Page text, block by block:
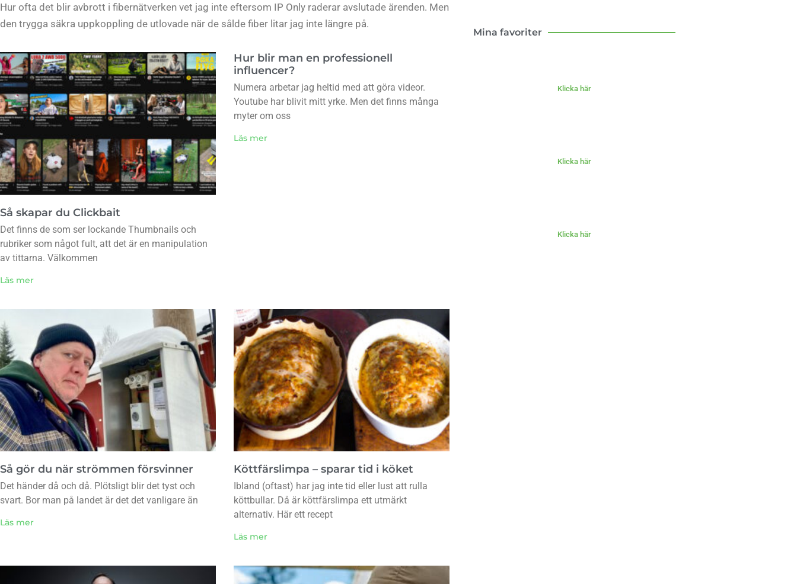
Hur ofta det blir avbrott i fibernätverken vet jag inte eftersom IP Only raderar avslutade ärenden. Men
den trygga säkra uppkoppling de utlovade när de sålde fiber litar jag inte längre på.
Så skapar du Clickbait
Det finns de som ser lockande Thumbnails och
rubriker som något fult, att det är en manipulation
av tittarna. Välkommen
Läs mer
Hur blir man en professionell
influencer?
Numera arbetar jag heltid med att göra videor.
Youtube har blivit mitt yrke. Men det finns många
myter om oss
Läs mer
Så gör du när strömmen försvinner
Det händer då och då. Plötsligt blir det tyst och
svart. Bor man på landet är det det vanligare än
Läs mer
Köttfärslimpa – sparar tid i köket
Ibland (oftast) har jag inte tid eller lust att rulla
köttbullar. Då är köttfärslimpa ett utmärkt
alternativ. Här ett recept
Läs mer
Mina favoriter
Klicka här
Klicka här
Klicka här